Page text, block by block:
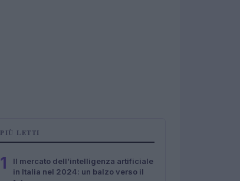
PIÙ LETTI
1
Il mercato dell’intelligenza artificiale
in Italia nel 2024: un balzo verso il